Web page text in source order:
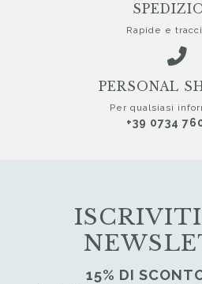
15% DI
Rapide e
PERSONAL
Per qualsiasi
+39 0734